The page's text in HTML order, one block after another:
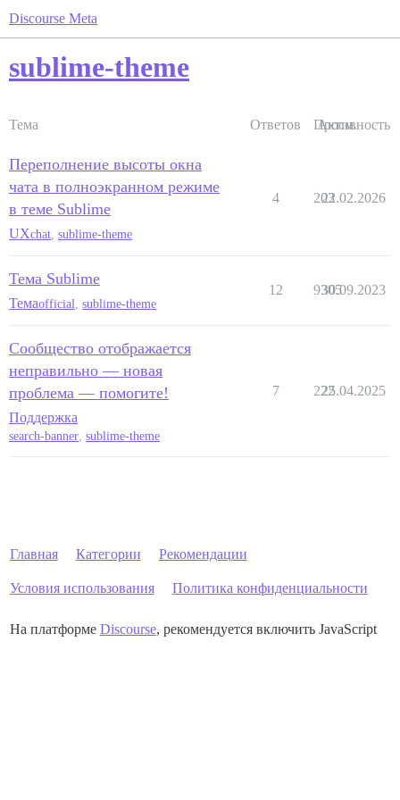
Discourse Meta
sublime-theme
Тема Ответов Просм.
Активность
Переполнение высоты окна
чата в полноэкранном режиме
в теме Sublime
UXchat sublime-theme
4 203
22.02.2026
Тема Sublime
Темаofficial sublime-theme
12 9305
30.09.2023
Сообщество отображается
неправильно — новая
проблема — помогите!
Поддержка
search-banner, sublime-theme
7 222
25.04.2025
Главная Категории Рекомендации
Условия использования Политика конфиденциальности
На платформе Discourse, рекомендуется включить JavaScript